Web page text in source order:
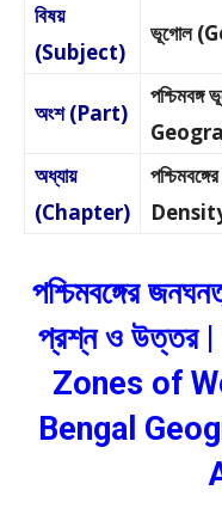
বিষয়
(Subject)
ভূগোল
অংশ (Part)
অধ্যায়
(Chapter)
পশ্চিমবঙ্গের
প্রশ্ন ও
Zones of
Bengal